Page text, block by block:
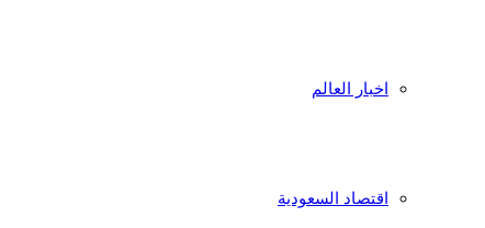
اخبار العالم
اقتصاد السعودية